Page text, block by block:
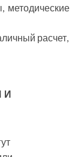
методические
расчет,
И